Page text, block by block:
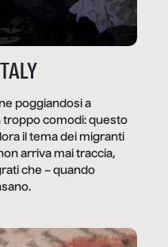
poggiandosi a
troppo comodi: questo
il tema dei migranti
arriva mai traccia,
che – quando